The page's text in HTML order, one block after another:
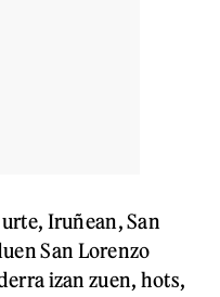
Iruñean, San
San Lorenzo
izan zuen, hots,